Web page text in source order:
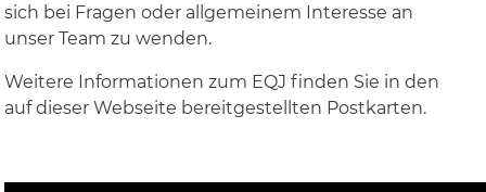
sich bei Fragen oder allgemeinem Interesse an
unser Team zu wenden.
Weitere Informationen zum EQJ finden Sie in den
auf dieser Webseite bereitgestellten Postkarten.